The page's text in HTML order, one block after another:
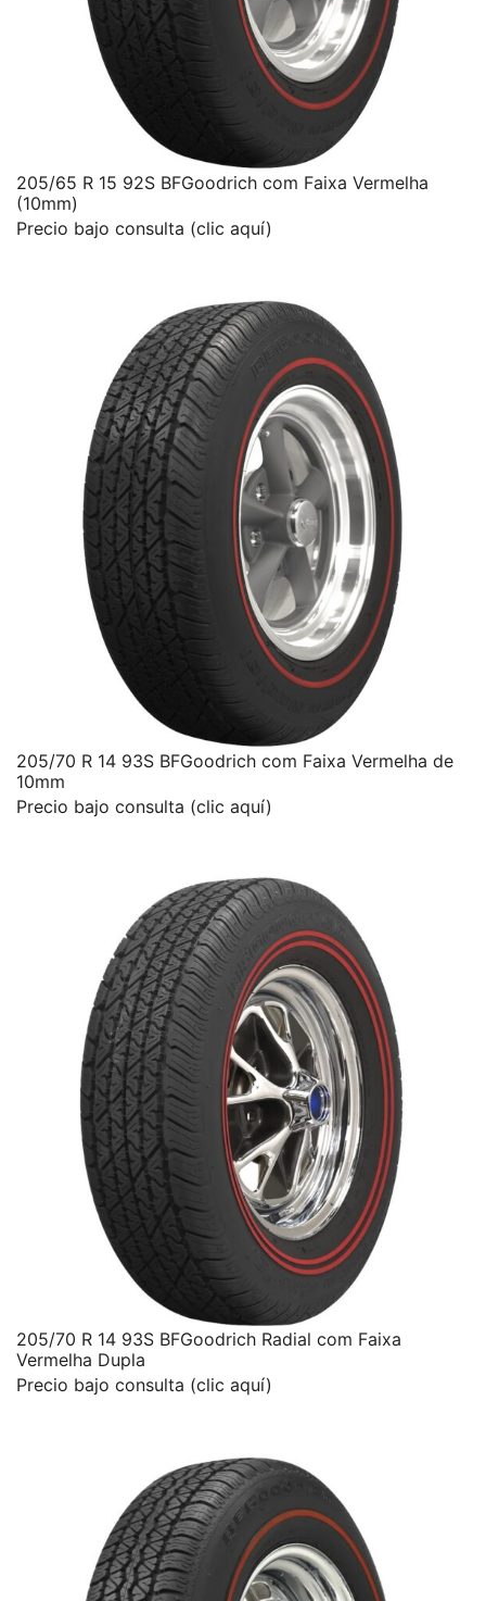
205/65 R 15 92S BFGoodrich com Faixa Vermelha
(10mm)
Precio bajo consulta (clic aquí)
205/70 R 14 93S BFGoodrich com Faixa Vermelha de
10mm
Precio bajo consulta (clic aquí)
205/70 R 14 93S BFGoodrich Radial com Faixa
Vermelha Dupla
Precio bajo consulta (clic aquí)